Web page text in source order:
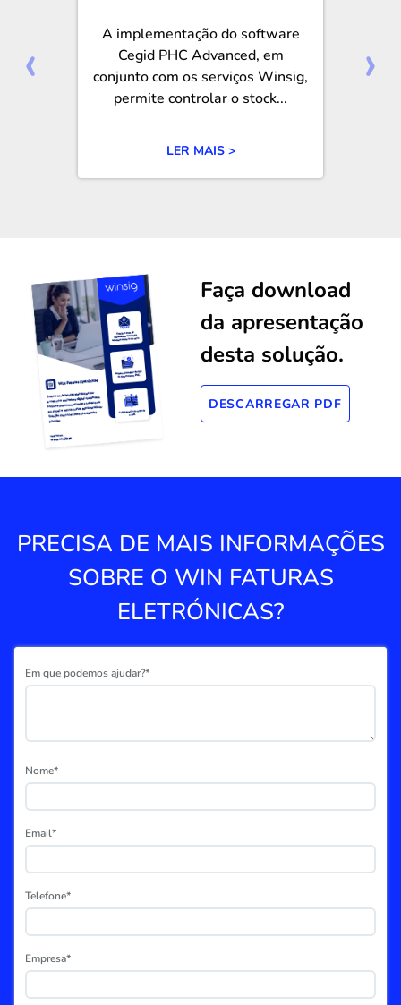
A implementação do software
Cegid PHC Advanced, em
conjunto com os serviços Winsig,
permite controlar o stock...
LER MAIS >
‹ ›
Faça download
da apresentação
desta solução.
DESCARREGAR PDF
PRECISA DE MAIS INFORMAÇÕES
SOBRE O WIN FATURAS
ELETRÓNICAS?
Em que podemos ajudar?*
Nome*
Email*
Telefone*
Empresa*